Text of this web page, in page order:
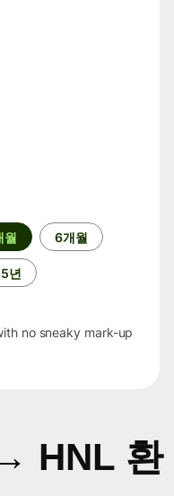
월 6개월
5년
no sneaky mark-up
HNL 환